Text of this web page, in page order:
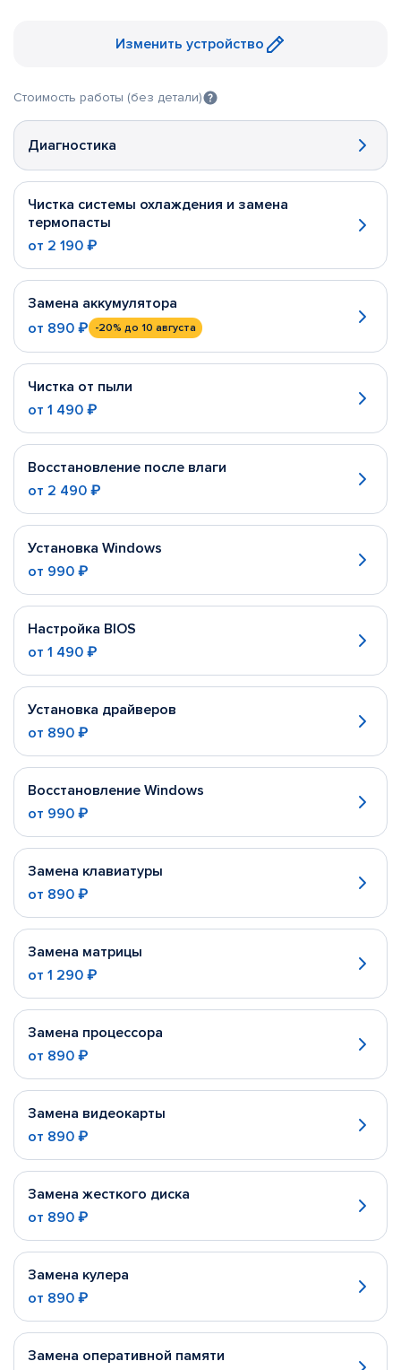
Изменить устройство
Стоимость работы (без детали)
Диагностика
Чистка системы охлаждения и замена
термопасты
от 2 190 ₽
Замена аккумулятора
от 890 ₽ -20% до 10 августа
Чистка от пыли
от 1 490 ₽
Восстановление после влаги
от 2 490 ₽
Установка Windows
от 990 ₽
Настройка BIOS
от 1 490 ₽
Установка драйверов
от 890 ₽
Восстановление Windows
от 990 ₽
Замена клавиатуры
от 890 ₽
Замена матрицы
от 1 290 ₽
Замена процессора
от 890 ₽
Замена видеокарты
от 890 ₽
Замена жесткого диска
от 890 ₽
Замена кулера
от 890 ₽
Замена оперативной памяти